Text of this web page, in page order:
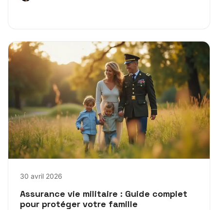
30 avril 2026
Assurance vie militaire : Guide complet
pour protéger votre famille